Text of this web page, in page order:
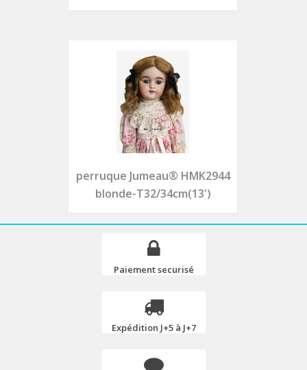
perruque Jumeau® HMK2944
blonde-T32/34cm(13')
Paiement securisé
Expédition J+5 à J+7